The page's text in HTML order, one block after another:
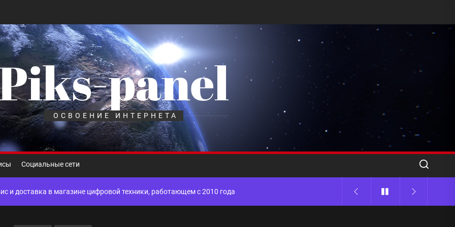
panel
ОСВОЕНИЕ ИНТЕРНЕТА
Социальные сети
принципы работы, риски и способы хранения криптовалют
для ногтевого сервиса, наращивания ресниц и депиляции
для коммерческих веб-ресурсов
и доставка в магазине цифровой техники, работающем с 2010 года
захоронения: правила установки оград и методы реставрации памятников
принципы работы, риски и способы хранения криптовалют